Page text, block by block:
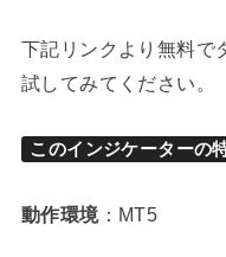
下記リンクより無料で
試してみてください。
このインジケーターの
動作環境 ：MT5